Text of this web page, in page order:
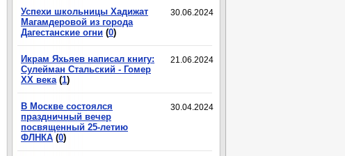
30.06.2024
Успехи школьницы Хадижат
Магамдеровой из города
Дагестанские огни (0)
21.06.2024
Икрам Яхьяев написал книгу:
Сулейман Стальский - Гомер
XX века (1)
30.04.2024
В Москве состоялся
праздничный вечер
посвященный 25-летию
ФЛНКА (0)